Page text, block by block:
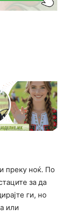
преку ноќ. По
за да
ги, но
или